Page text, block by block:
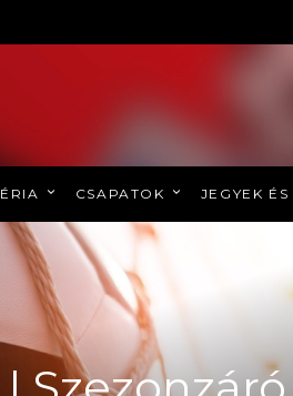
CSAPATOK JEGYEK